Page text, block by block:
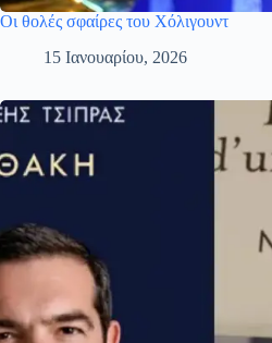
Οι θολές σφαίρες του Χόλιγουντ
15 Ιανουαρίου, 2026